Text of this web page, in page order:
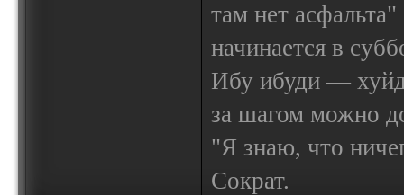
там нет
начинается в
Ибу ибуди —
за шагом можно
"Я знаю, что
Сократ.